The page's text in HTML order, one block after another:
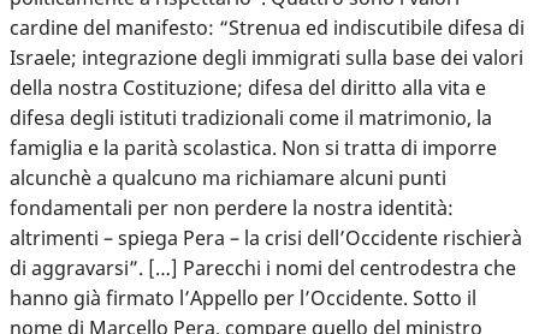
cardine del manifesto: “Strenua ed indiscutibile difesa di
Israele; integrazione degli immigrati sulla base dei valori
della nostra Costituzione; difesa del diritto alla vita e
difesa degli istituti tradizionali come il matrimonio, la
famiglia e la parità scolastica. Non si tratta di imporre
alcunchè a qualcuno ma richiamare alcuni punti
fondamentali per non perdere la nostra identità:
altrimenti – spiega Pera – la crisi dell’Occidente rischierà
di aggravarsi”. […] Parecchi i nomi del centrodestra che
hanno già firmato l’Appello per l’Occidente. Sotto il
nome di Marcello Pera, compare quello del ministro